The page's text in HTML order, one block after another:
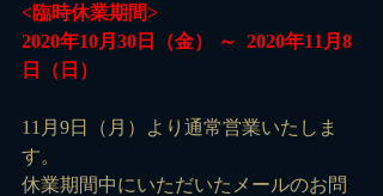
<臨時休業期間>
2020年10月30日（金） ～  2020年11月8
日（日）
11月9日（月）より通常営業いたしま
す。
休業期間中にいただいたメールのお問